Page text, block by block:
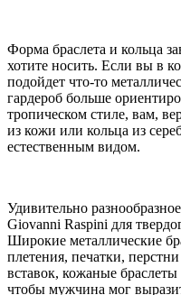
Форма браслета и кольца
хотите носить. Если вы в
подойдет что-то
гардероб больше
тропическом стиле, вам,
из кожи или кольца из
естественным видом.
Удивительно
Giovanni Raspini для
Широкие металлические
плетения, печатки,
вставок, кожаные
чтобы мужчина мог